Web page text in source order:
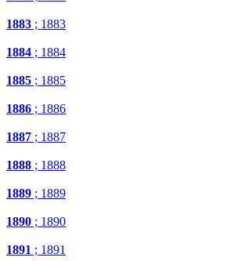
1883 ; 1883
1884 ; 1884
1885 ; 1885
1886 ; 1886
1887 ; 1887
1888 ; 1888
1889 ; 1889
1890 ; 1890
1891 ; 1891